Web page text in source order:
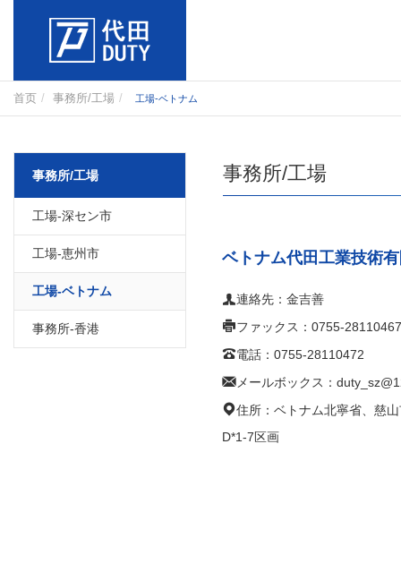
首页 事務所/工場 工場-ベトナム
事務所/工場
工場-深セン市
工場-恵州市
工場-ベトナム
事務所-香港
事務所/工場
ベトナム代田工業技術
連絡先：金吉善
ファックス：0755-28110467
電話：0755-28110472
メールボックス：
住所：ベトナム北寧省、慈
D*1-7区画